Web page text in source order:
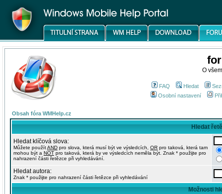
O
FAQ Hledat
Osobní nastavení
Obsah fóra WMHelp.cz
Hledat
Hledat klíčová slova:
Můžete použítAND pro slova, která musí být ve výsledcích, OR pro taková, která tam
mohou být a NOT pro taková, která by ve výsledcích neměla být. Znak * použijte pro
nahrazení části řetězce při vyhledávání.
Hledat autora:
Znak * použijte pro nahrazení části řetězce při vyhledávání
Možnosti